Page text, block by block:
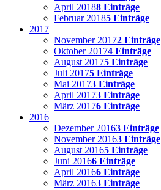
April 20188 Einträge
Februar 20185 Einträge
2017
November 20172 Einträge
Oktober 20174 Einträge
August 20175 Einträge
Juli 20175 Einträge
Mai 20173 Einträge
April 20173 Einträge
März 20176 Einträge
2016
Dezember 20163 Einträge
November 20163 Einträge
August 20165 Einträge
Juni 20166 Einträge
April 20166 Einträge
März 20163 Einträge